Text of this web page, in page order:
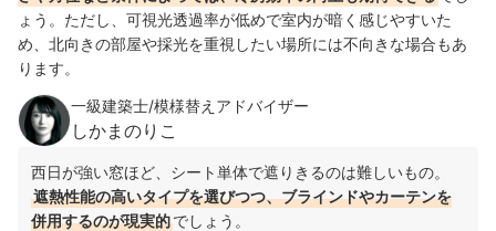
ょう。ただし、可視光透過率が低めで室内が暗く感じやすいた
め、北向きの部屋や採光を重視したい場所には不向きな場合もあ
ります。
一級建築士/模様替えアドバイザー
しかまのりこ
西日が強い窓ほど、シート単体で遮りきるのは難しいもの。
遮熱性能の高いタイプを選びつつ、ブラインドやカーテンを
併用するのが現実的でしょう。